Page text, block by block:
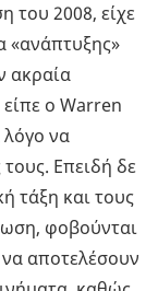
του 2008, είχε
«ανάπτυξης»
ακραία
ο Warren
λόγο να
Επειδή δε
τάξη και τους
φοβούνται
αποτελέσουν